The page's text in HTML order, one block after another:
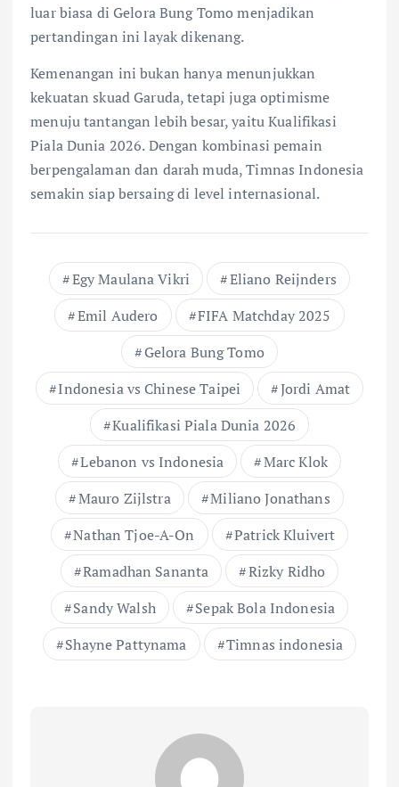
luar biasa di Gelora Bung Tomo menjadikan
pertandingan ini layak dikenang.
Kemenangan ini bukan hanya menunjukkan
kekuatan skuad Garuda, tetapi juga optimisme
menuju tantangan lebih besar, yaitu Kualifikasi
Piala Dunia 2026. Dengan kombinasi pemain
berpengalaman dan darah muda, Timnas Indonesia
semakin siap bersaing di level internasional.
Egy Maulana Vikri
Eliano Reijnders
Emil Audero
FIFA Matchday 2025
Gelora Bung Tomo
Indonesia vs Chinese Taipei
Jordi Amat
Kualifikasi Piala Dunia 2026
Lebanon vs Indonesia
Marc Klok
Mauro Zijlstra
Miliano Jonathans
Nathan Tjoe-A-On
Patrick Kluivert
Ramadhan Sananta
Rizky Ridho
Sandy Walsh
Sepak Bola Indonesia
Shayne Pattynama
Timnas indonesia